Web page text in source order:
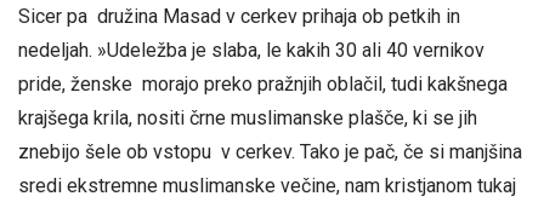
Sicer pa družina Masad v cerkev prihaja ob petkih in
nedeljah. »Udeležba je slaba, le kakih 30 ali 40 vernikov
pride, ženske morajo preko pražnjih oblačil, tudi kakšnega
krajšega krila, nositi črne muslimanske plašče, ki se jih
znebijo šele ob vstopu v cerkev. Tako je pač, če si manjšina
sredi ekstremne muslimanske večine, nam kristjanom tukaj